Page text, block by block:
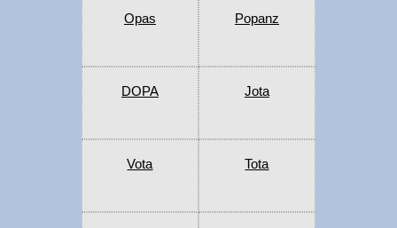
Opas Popanz
DOPA Jota
Vota Tota